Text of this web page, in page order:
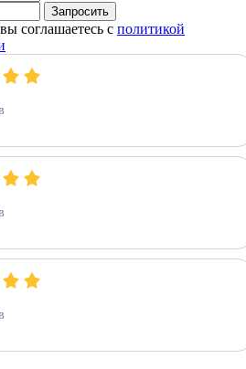
Запросить
соглашаетесь с политикой